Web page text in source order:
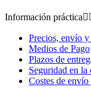
Información práctica
Precios, envío
Medios de Pago
Plazos de
Seguridad en la
Costes de